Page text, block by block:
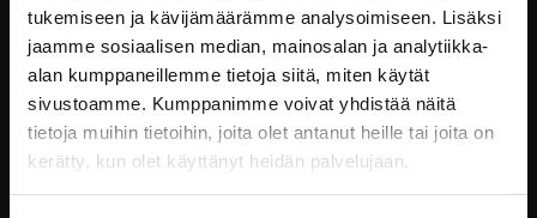
tukemiseen ja kävijämäärämme analysoimiseen. Lisäksi
jaamme sosiaalisen median, mainosalan ja analytiikka-
alan kumppaneillemme tietoja siitä, miten käytät
sivustoamme. Kumppanimme voivat yhdistää näitä
tietoja muihin tietoihin, joita olet antanut heille tai joita on
kerätty, kun olet käyttänyt heidän palvelujaan.
Email: info@voionmaanopisto.fi
Henkilökunnan yhteystiedot
Tietosuojaseloste